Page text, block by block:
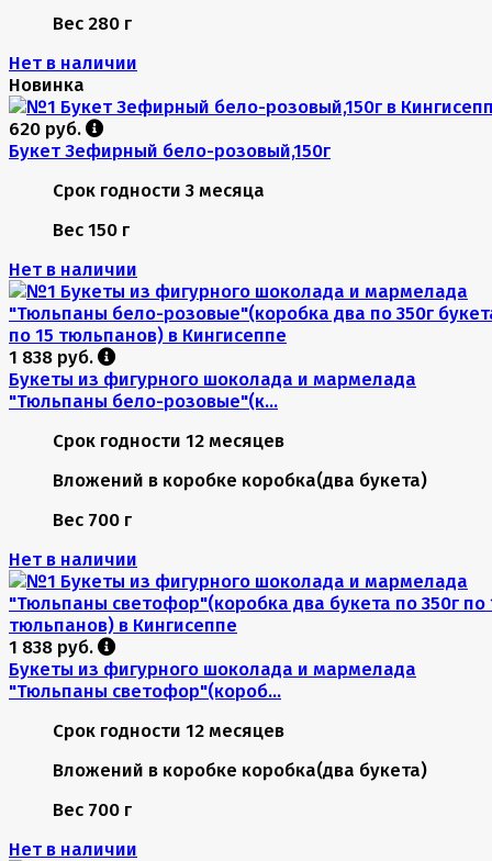
Вес 280 г
Нет в наличии
Новинка
620 руб.
Букет Зефирный бело-розовый,150г
Срок годности 3 месяца
Вес 150 г
Нет в наличии
1 838 руб.
Букеты из фигурного шоколада и мармелада
"Тюльпаны бело-розовые"(к...
Срок годности 12 месяцев
Вложений в коробке коробка(два букета)
Вес 700 г
Нет в наличии
1 838 руб.
Букеты из фигурного шоколада и мармелада
"Тюльпаны светофор"(короб...
Срок годности 12 месяцев
Вложений в коробке коробка(два букета)
Вес 700 г
Нет в наличии